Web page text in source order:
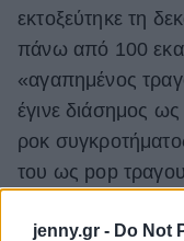
jenny.gr - Do Not
εκτοξεύτηκε τη
πάνω από 100
«αγαπημένος
έγινε διάσημος
ροκ
του ως pop